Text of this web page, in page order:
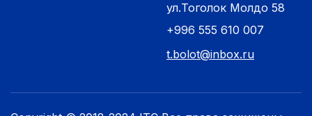
ул.Тоголок Молдо 58
+996 555 610 007
t.bolot@inbox.ru